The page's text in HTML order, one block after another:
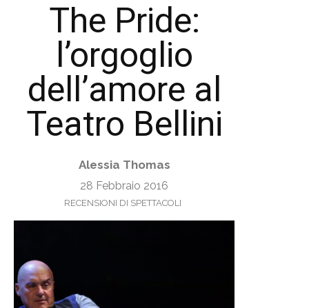
The Pride:
l’orgoglio
dell’amore al
Teatro Bellini
Alessia Thomas
28 Febbraio 2016
RECENSIONI DI SPETTACOLI